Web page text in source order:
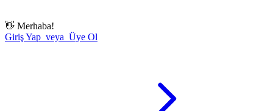
👋 Merhaba!
Giriş Yap veya Üye Ol